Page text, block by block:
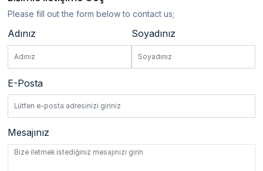
Please fill out the form below to contact us;
Adınız Soyadınız
E-Posta
Mesajınız